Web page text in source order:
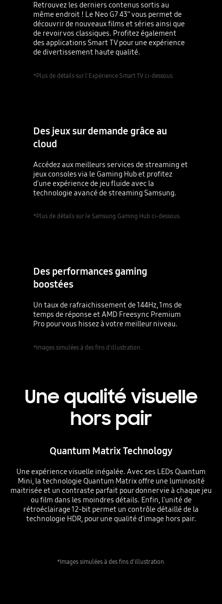
Retrouvez les derniers contenus sortis au
même endroit ! Le Neo G7 43’’ vous permet de
découvrir de nouveaux films et séries ainsi que
de revoir vos classiques. Profitez également
des applications Smart TV pour une expérience
de divertissement haute qualité.
*Plus de détails sur l'Expérience Smart TV ci-dessous.
Des jeux sur demande grâce au
cloud
Accédez aux meilleurs services de streaming et
jeux consoles via le Gaming Hub et profitez
d'une expérience de jeu fluide avec la
technologie avancé de streaming Samsung.
*Plus de détails sur le Samsung Gaming Hub ci-dessous.
Des performances gaming
boostées
Un taux de rafraichissement de 144Hz, 1ms de
temps de réponse et AMD Freesync Premium
Pro pour vous hissez à votre meilleur niveau.
*Images simulées à des fins d'illustration.
Une qualité visuelle
hors pair
Quantum Matrix Technology
Une expérience visuelle inégalée. Avec ses LEDs Quantum
Mini, la technologie Quantum Matrix offre une luminosité
maitrisée et un contraste parfait pour donner vie à chaque jeu
ou film dans les moindres détails. Enfin, l'unité de
rétroéclairage 12-bit permet un contrôle détaillé de la
technologie HDR, pour une qualité d'image hors pair.
*Images simulées à des fins d'illustration.